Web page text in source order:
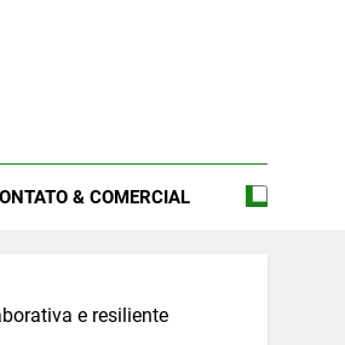
Íntima 2026
& COMERCIAL
e resiliente